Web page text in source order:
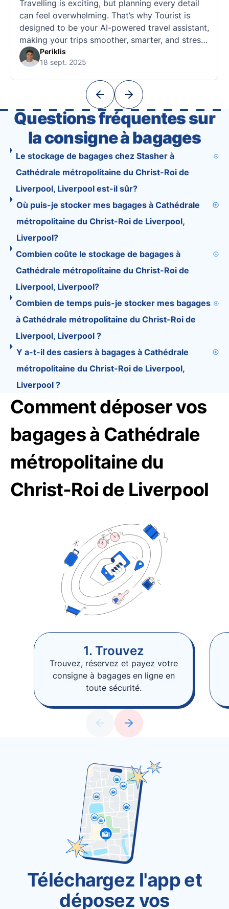
Travelling is exciting, but planning every detail
can feel overwhelming. That’s why Tourist is
designed to be your AI-powered travel assistant,
making your trips smoother, smarter, and stress-
free. 🧭 What Makes the Tourist App Unique?
Unlike standard travel apps, Tourist combines
With Tourist, your trip planning becomes as
Periklis
18 sept. 2025
Questions fréquentes sur
la consigne à bagages
Le stockage de bagages chez Stasher à
Cathédrale métropolitaine du Christ-Roi de
Liverpool, Liverpool est-il sûr?
Où puis-je stocker mes bagages à Cathédrale
métropolitaine du Christ-Roi de Liverpool,
Liverpool?
Combien coûte le stockage de bagages à
Cathédrale métropolitaine du Christ-Roi de
Liverpool, Liverpool?
Combien de temps puis-je stocker mes bagages
à Cathédrale métropolitaine du Christ-Roi de
Liverpool, Liverpool ?
Y a-t-il des casiers à bagages à Cathédrale
métropolitaine du Christ-Roi de Liverpool,
Liverpool ?
Comment déposer vos
bagages à Cathédrale
métropolitaine du
Christ-Roi de Liverpool
1. Trouvez
Trouvez, réservez et payez votre
consigne à bagages en ligne en
toute sécurité.
Téléchargez l'app et
déposez vos